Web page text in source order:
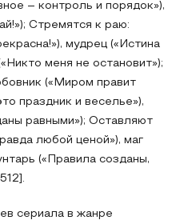
– контроль и порядок»),
Стремятся к раю:
мудрец («Истина
меня не остановит»);
(«Миром правит
праздник и веселье»),
равными»); Оставляют
любой ценой»), маг
(«Правила созданы,
сериала в жанре